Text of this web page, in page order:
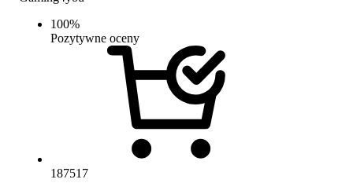
100%
Pozytywne oceny
187517